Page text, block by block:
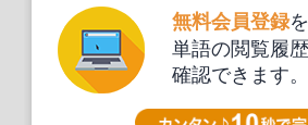
無料会員登録
単語の閲覧履
確認できます。